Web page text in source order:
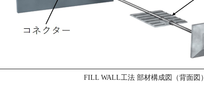
FILL WALL工法 部材構成図（背面図）